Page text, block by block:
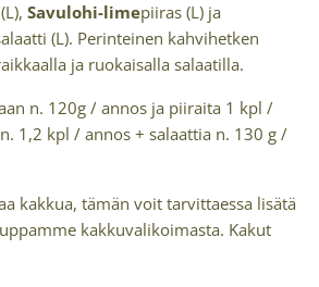
Savulohi-limepiiras (L) ja
(L). Perinteinen kahvihetken
ja ruokaisalla salaatilla.
n. 120g / annos ja piiraita 1 kpl /
1,2 kpl / annos + salaattia n. 130 g /
kakkua, tämän voit tarvittaessa lisätä
kakkuvalikoimasta. Kakut